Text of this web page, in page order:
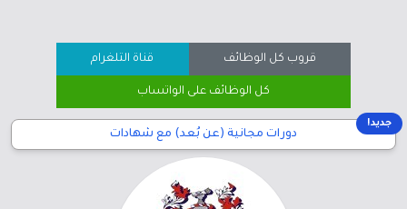
قروب كل الوظائف قناة التلغرام
كل الوظائف على الواتساب
جديد!
دورات مجانية (عن بُعد) مع شهادات